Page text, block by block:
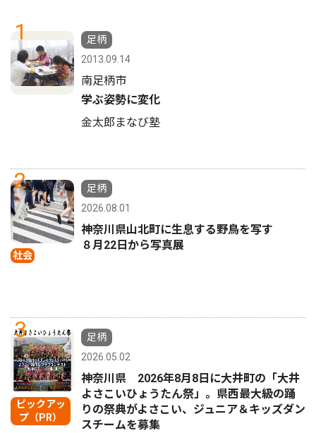
1
足柄
2013.09.14
南足柄市
学ぶ姿勢に変化
金太郎まなび塾
2
社会
足柄
2026.08.01
神奈川県山北町に生息する野鳥を写す
８月22日から写真展
3
ピックアッ
プ（PR）
足柄
2026.05.02
神奈川県 2026年8月8日に大井町の「大井
よさこいひょうたん祭」。県西最大級の踊
りの祭典がよさこい、ジュニア＆キッズダン
スチームを募集